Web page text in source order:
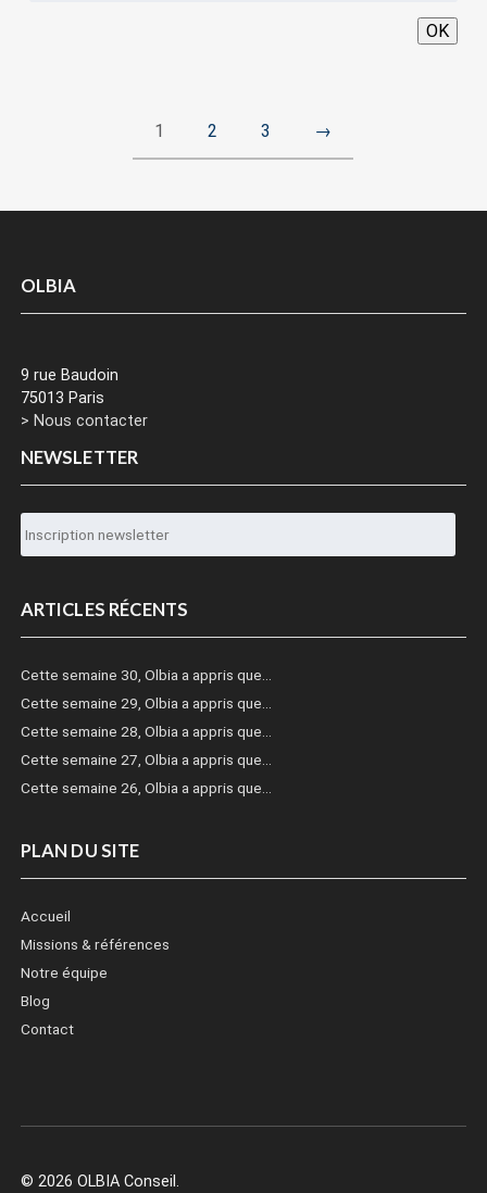
OK
1 2 3 →
OLBIA
9 rue Baudoin
75013 Paris
> Nous contacter
NEWSLETTER
ARTICLES RÉCENTS
Cette semaine 30, Olbia a appris que…
Cette semaine 29, Olbia a appris que…
Cette semaine 28, Olbia a appris que…
Cette semaine 27, Olbia a appris que…
Cette semaine 26, Olbia a appris que…
PLAN DU SITE
Accueil
Missions & références
Notre équipe
Blog
Contact
© 2026 OLBIA Conseil.